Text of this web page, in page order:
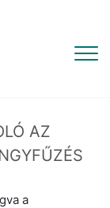
AZ
a